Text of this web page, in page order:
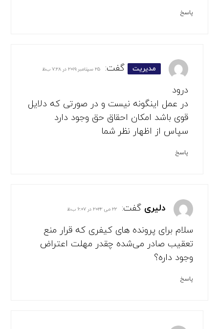
پاسخ
مدیریت گفت: ۲۵ سپتامبر ۲۰۱۹ در ۷:۲۸ ب.ظ
درود
در عمل اینگونه نیست و در صورتی که دلایل
قوی باشد امکان احقاق حق وجود دارد
سپاس از اظهار نظر شما
پاسخ
دلیری گفت: ۲۲ می ۲۰۲۲ در ۶:۰۷ ب.ظ
سلام برای پرونده های کیفری که قرار منع
تعقیب صادر می‌شده چقدر مهلت اعتراض
وجود داره؟
پاسخ